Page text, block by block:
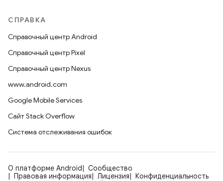
СПРАВКА
Справочный центр Android
Справочный центр Pixel
Справочный центр Nexus
www.android.com
Google Mobile Services
Сайт Stack Overflow
Система отслеживания ошибок
О платформе Android
Сообщество
Правовая информация
Лицензия
Конфиденциальность